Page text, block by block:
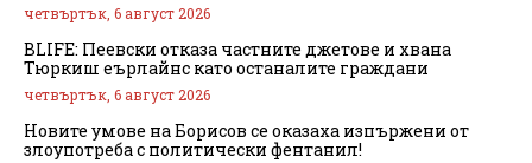
четвъртък, 6 август 2026
BLIFE: Пеевски отказа частните джетове и хвана
Тюркиш еърлайнс като останалите граждани
четвъртък, 6 август 2026
Новите умове на Борисов се оказаха изпържени от
злоупотреба с политически фентанил!